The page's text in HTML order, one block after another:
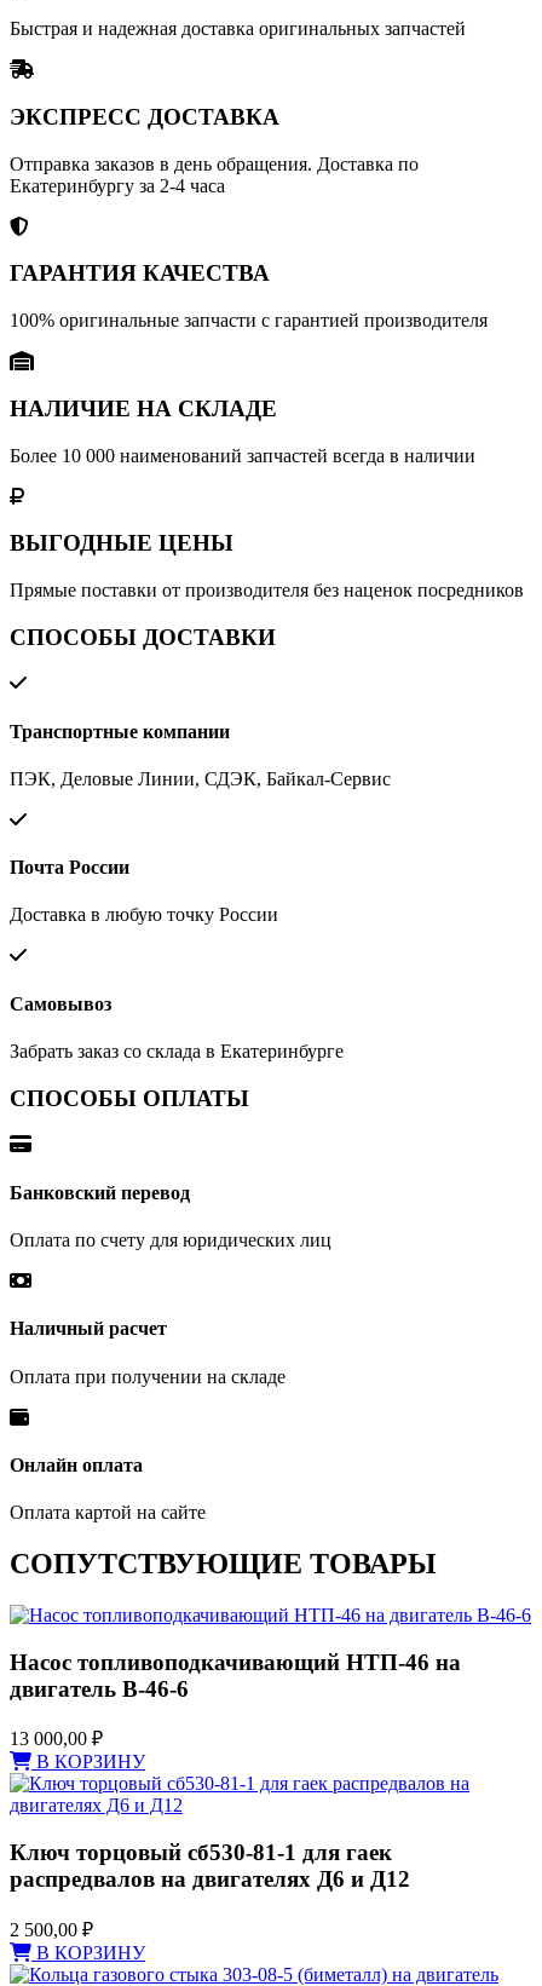
Быстрая и надежная доставка оригинальных запчастей
ЭКСПРЕСС ДОСТАВКА
Отправка заказов в день обращения. Доставка по
Екатеринбургу за 2-4 часа
ГАРАНТИЯ КАЧЕСТВА
100% оригинальные запчасти с гарантией производителя
НАЛИЧИЕ НА СКЛАДЕ
Более 10 000 наименований запчастей всегда в наличии
ВЫГОДНЫЕ ЦЕНЫ
Прямые поставки от производителя без наценок посредников
СПОСОБЫ ДОСТАВКИ
Транспортные компании
ПЭК, Деловые Линии, СДЭК, Байкал-Сервис
Почта России
Доставка в любую точку России
Самовывоз
Забрать заказ со склада в Екатеринбурге
СПОСОБЫ ОПЛАТЫ
Банковский перевод
Оплата по счету для юридических лиц
Наличный расчет
Оплата при получении на складе
Онлайн оплата
Оплата картой на сайте
СОПУТСТВУЮЩИЕ ТОВАРЫ
Насос топливоподкачивающий НТП-46 на
двигатель В-46-6
13 000,00 ₽
В КОРЗИНУ
Ключ торцовый сб530-81-1 для гаек
распредвалов на двигателях Д6 и Д12
2 500,00 ₽
В КОРЗИНУ